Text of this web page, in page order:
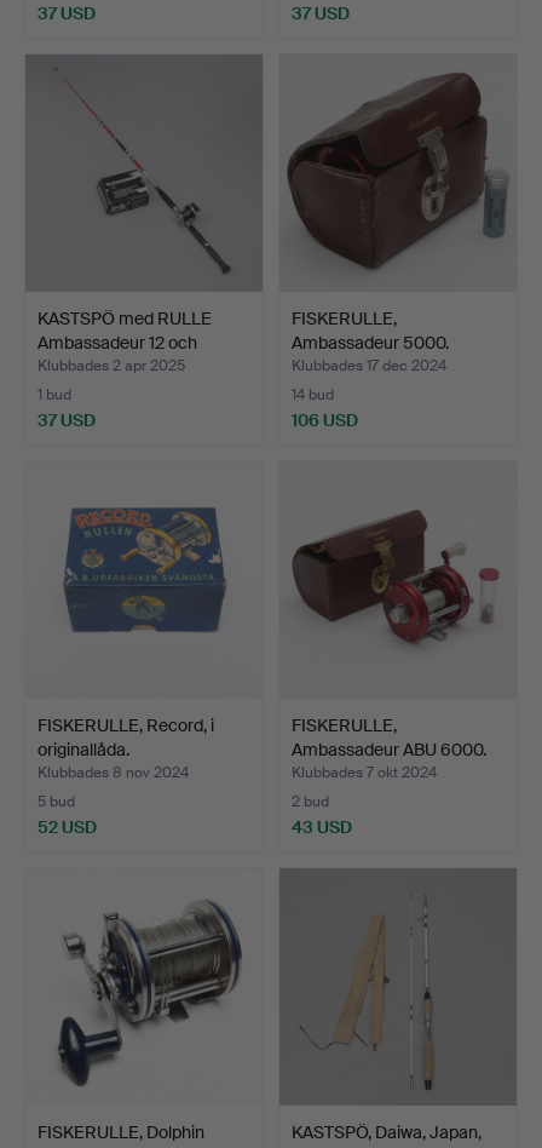
37 USD 37 USD
KASTSPÖ med RULLE
Ambassadeur 12 och
DRAGL…
Klubbades 2 apr 2025
1 bud
37 USD
FISKERULLE,
Ambassadeur 5000.
Klubbades 17 dec 2024
14 bud
106 USD
FISKERULLE, Record, i
originallåda.
Klubbades 8 nov 2024
5 bud
52 USD
FISKERULLE,
Ambassadeur ABU 6000.
Klubbades 7 okt 2024
2 bud
43 USD
FISKERULLE, Dolphin
KASTSPÖ, Daiwa, Japan,